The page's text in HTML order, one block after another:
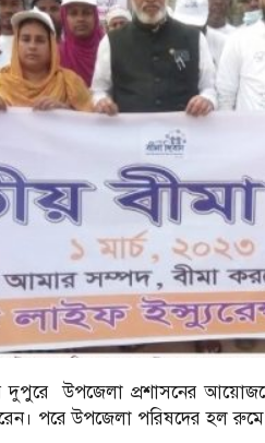
উপজেলা প্রশাসনের
পরে উপজেলা পরিষদের হল